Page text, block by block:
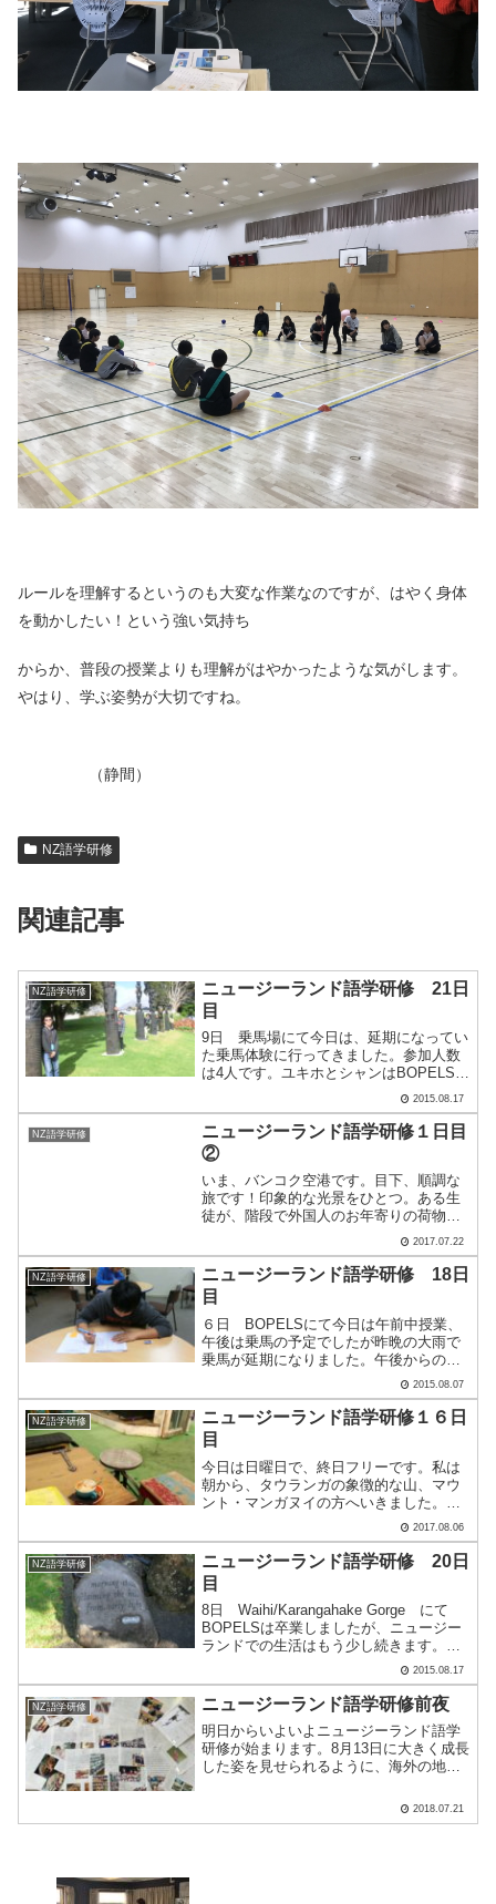
ルールを理解するというのも大変な作業なのですが、はやく身体
を動かしたい！という強い気持ち
からか、普段の授業よりも理解がはやかったような気がします。
やはり、学ぶ姿勢が大切ですね。
（静間）
NZ語学研修
関連記事
NZ語学研修
ニュージーランド語学研修 21日
目
9日 乗馬場にて今日は、延期になってい
た乗馬体験に行ってきました。参加人数
は4人です。ユキホとシャンはBOPELSの
友達と遊びに行き、レオとユウキは体調
がすぐれなかったようで、明日からの移
動に備えて自宅療養です。僕も体験した
のですが、とにか.....
2015.08.17
NZ語学研修
ニュージーランド語学研修１日目
②
いま、バンコク空港です。目下、順調な
旅です！印象的な光景をひとつ。ある生
徒が、階段で外国人のお年寄りの荷物を
持ち上げるのを手伝っていました。こと
ばが通じずとも、気持ちが通じるという
ことはあります。私たちはこれから、い
よいよニュージーランドへ.....
2017.07.22
NZ語学研修
ニュージーランド語学研修 18日
目
６日 BOPELSにて今日は午前中授業、
午後は乗馬の予定でしたが昨晩の大雨で
乗馬が延期になりました。午後からの乗
馬がなくなったので、みんなでフィッシ
ュ＆チップスのお店に行きました。この
お店はニュージーランドでフィッシュ＆
チップスのおいしいお.....
2015.08.07
NZ語学研修
ニュージーランド語学研修１６日
目
今日は日曜日で、終日フリーです。私は
朝から、タウランガの象徴的な山、マウ
ント・マンガヌイの方へいきました。
朝、バスに乗ったとき、山から降りた商
店街、そこのお土産屋さんでそれぞれ、
本校の生徒と、一緒に学校に通っていた
雲雀丘高校の生徒に会いまし.....
2017.08.06
NZ語学研修
ニュージーランド語学研修 20日
目
8日 Waihi/Karangahake Gorge にて
BOPELSは卒業しましたが、ニュージー
ランドでの生活はもう少し続きます。今
Waihi/Karangahake Gorgeに向かいます。
まず、英語で書かれて.....
2015.08.17
NZ語学研修 ニュージーランド語学研修前夜
明日からいよいよニュージーランド語学
研修が始まります。8月13日に大きく成長
した姿を見せられるように、海外の地で
からの人生で思い出に残る出来事になる
といいですね。ホームステイ先で話すネ
2018.07.21